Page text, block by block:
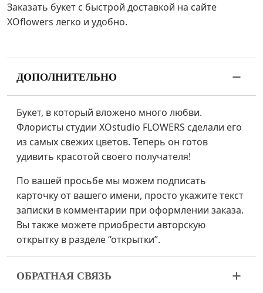
Заказать букет с быстрой доставкой на сайте
XOflowers легко и удобно.
ДОПОЛНИТЕЛЬНО
Букет, в который вложено много любви.
Флористы студии XOstudio FLOWERS сделали его
из самых свежих цветов. Теперь он готов
удивить красотой своего получателя!
По вашей просьбе мы можем подписать
карточку от вашего имени, просто укажите текст
записки в комментарии при оформлении заказа.
Вы также можете приобрести авторскую
открытку в разделе “открытки”.
ОБРАТНАЯ СВЯЗЬ